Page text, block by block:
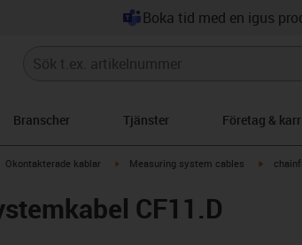
Boka tid med en igus
Branscher Tjänster Företag &
igus-icon-arrow-right
Okontakterade kablar igus-icon-arrow-right
Measuring system cables igus-
CF11.D